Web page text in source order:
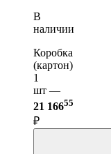
В
наличии
Коробка
(картон)
1
шт —
21 16655
₽